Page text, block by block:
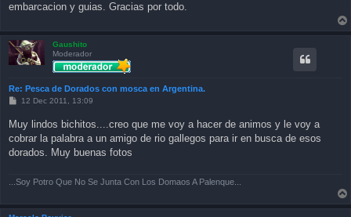
embarcacion y guias. Gracias por todo.
Gaushito
Moderador
Re: Pesca de Dorados con mosca en Argentina.
P
t
12 Dec 2011, 13:09
Muy lindos bichitos....creo que me voy a hacer de animos y le voy a
cobrar la palabra a un amigo de rio gallegos para ir en busca de esos
dorados. Muy buenas fotos
...Soy Potro Que No Se Junta Con Los Domaos A Palenque...